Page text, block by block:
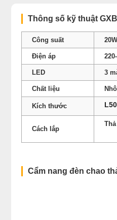
Thông số kỹ thuật
Công suất 20W
Điện áp
LED 3
Chất liệu
Kích thước
Cách lắp
Cẩm nang đèn chao